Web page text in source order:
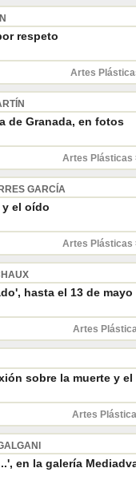
respeto
Artes
de Granada, en fotos
Artes Plásticas
GARCÍA
y el oído
Artes Plásticas
hasta el 13 de
Artes
sobre la muerte y
Artes
en la galería